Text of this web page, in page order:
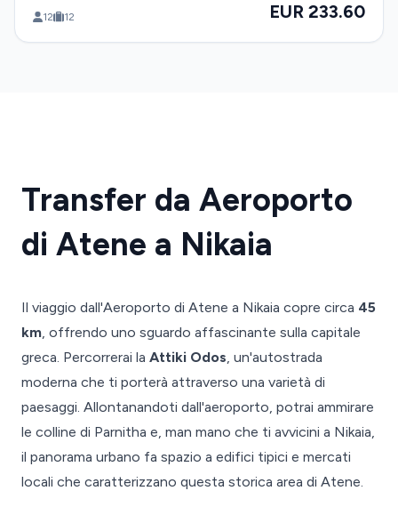
12 12 EUR 233.60
Transfer da Aeroporto
di Atene a Nikaia
Il viaggio dall'Aeroporto di Atene a Nikaia copre circa 45
km, offrendo uno sguardo affascinante sulla capitale
greca. Percorrerai la Attiki Odos, un'autostrada
moderna che ti porterà attraverso una varietà di
paesaggi. Allontanandoti dall'aeroporto, potrai ammirare
le colline di Parnitha e, man mano che ti avvicini a Nikaia,
il panorama urbano fa spazio a edifici tipici e mercati
locali che caratterizzano questa storica area di Atene.